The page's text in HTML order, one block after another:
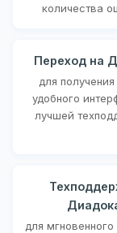
количества
Переход на
для
удобного
лучшей
для